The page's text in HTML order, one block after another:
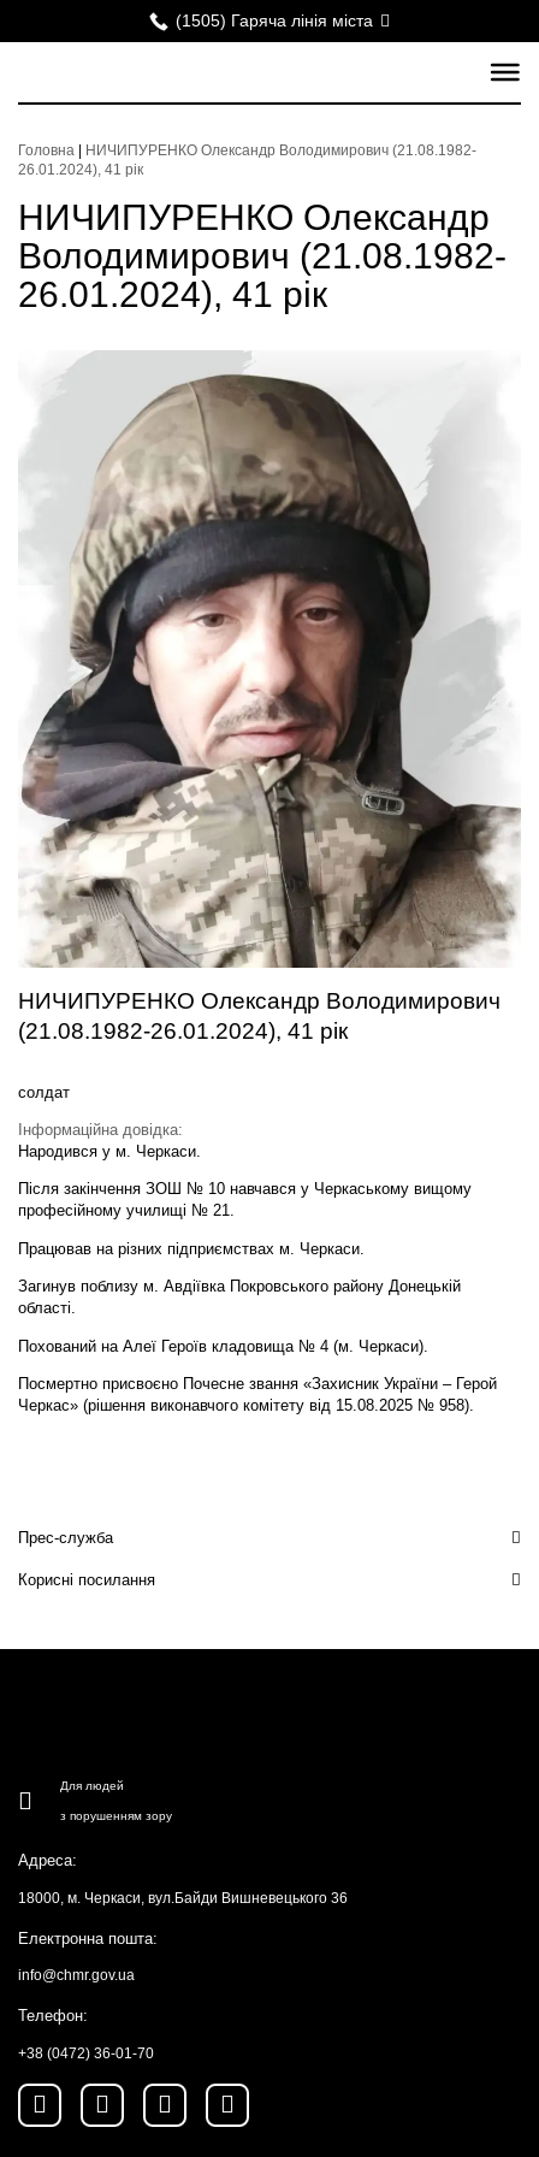
(1505) Гаряча лінія міста
Головна
НИЧИПУРЕНКО Олександр Володимирович (21.08.1982-
26.01.2024), 41 рік
НИЧИПУРЕНКО Олександр
Володимирович (21.08.1982-
26.01.2024), 41 рік
НИЧИПУРЕНКО Олександр Володимирович
(21.08.1982-26.01.2024), 41 рік
солдат
Інформаційна довідка:
Народився у м. Черкаси.
Після закінчення ЗОШ № 10 навчався у Черкаському вищому
професійному училищі № 21.
Працював на різних підприємствах м. Черкаси.
Загинув поблизу м. Авдіївка Покровського району Донецькій
області.
Похований на Алеї Героїв кладовища № 4 (м. Черкаси).
Посмертно присвоєно Почесне звання «Захисник України – Герой
Черкас» (рішення виконавчого комітету від 15.08.2025 № 958).
Прес-служба
Корисні посилання
Для людей
з порушенням зору
Адреса:
18000, м. Черкаси, вул.Байди Вишневецького 36
Електронна пошта:
info@chmr.gov.ua
Телефон:
+38 (0472) 36-01-70